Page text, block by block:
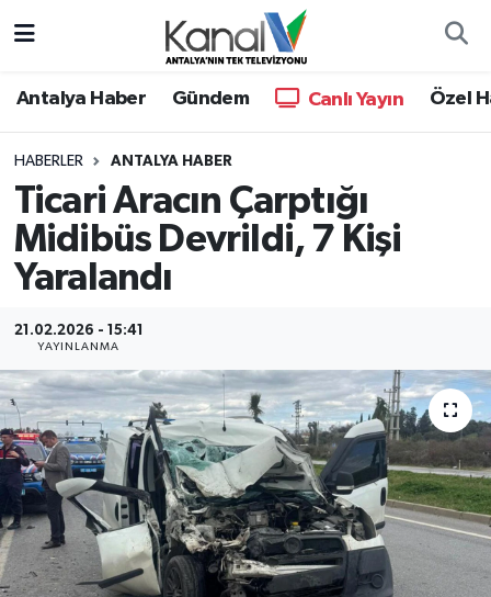
Antalya Haber Gündem Canlı Yayın Özel
HABERLER ANTALYA HABER
Ticari Aracın Çarptığı
Midibüs Devrildi, 7 Kişi
Yaralandı
21.02.2026 - 15:41
YAYINLANMA
Antalya Haber
Dünya
Eğitim
Günün Manşetleri
Haber Kuşakları
Haberler
KANALV Spor
Hava Durumu
Trafik Durumu
Süper Lig Puan Durumu ve Fikstür
Haber Arşivi